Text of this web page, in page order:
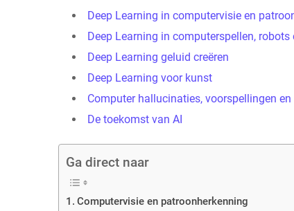
Deep Learning in computervisie en
Deep Learning in computerspellen, robots
Deep Learning geluid creëren
Deep Learning voor kunst
Computer hallucinaties, voorspellingen
De toekomst van AI
Ga direct naar
Computervisie en patroonherkenning